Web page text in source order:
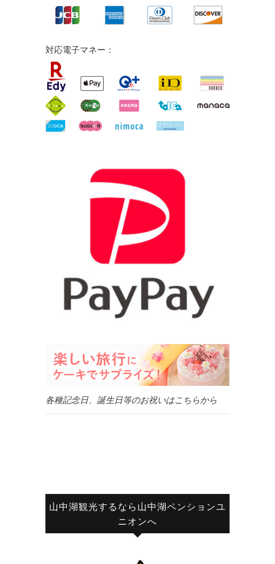
対応電子マネー：
各種記念日、誕生日等のお祝いはこちらから
山中湖観光するなら山中湖ペンションユ
ニオンへ